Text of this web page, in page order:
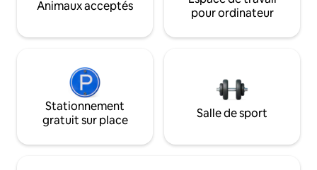
Animaux acceptés
pour ordinateur
Stationnement
gratuit sur place
Salle de sport